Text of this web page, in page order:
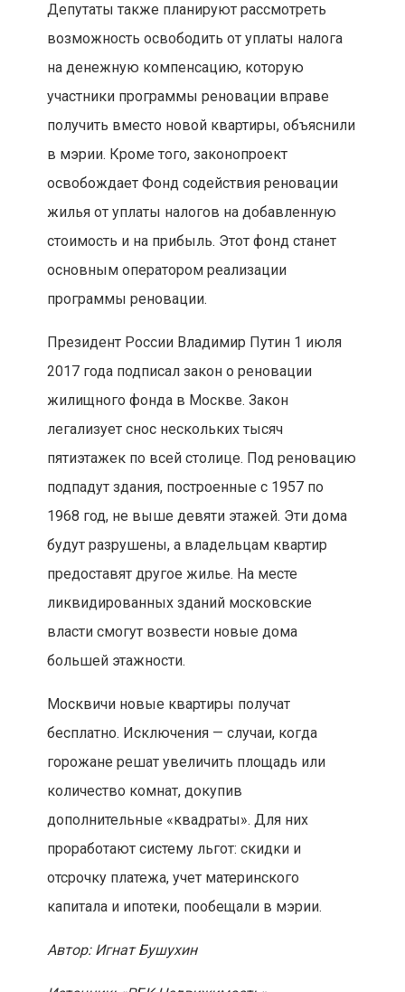
Депутаты также планируют рассмотреть
возможность освободить от уплаты налога
на денежную компенсацию, которую
участники программы реновации вправе
получить вместо новой квартиры, объяснили
в мэрии. Кроме того, законопроект
освобождает Фонд содействия реновации
жилья от уплаты налогов на добавленную
стоимость и на прибыль. Этот фонд станет
основным оператором реализации
программы реновации.
Президент России Владимир Путин 1 июля
2017 года подписал закон о реновации
жилищного фонда в Москве. Закон
легализует снос нескольких тысяч
пятиэтажек по всей столице. Под реновацию
подпадут здания, построенные с 1957 по
1968 год, не выше девяти этажей. Эти дома
будут разрушены, а владельцам квартир
предоставят другое жилье. На месте
ликвидированных зданий московские
власти смогут возвести новые дома
большей этажности.
Москвичи новые квартиры получат
бесплатно. Исключения — случаи, когда
горожане решат увеличить площадь или
количество комнат, докупив
дополнительные «квадраты». Для них
проработают систему льгот: скидки и
отсрочку платежа, учет материнского
капитала и ипотеки, пообещали в мэрии.
Автор: Игнат Бушухин